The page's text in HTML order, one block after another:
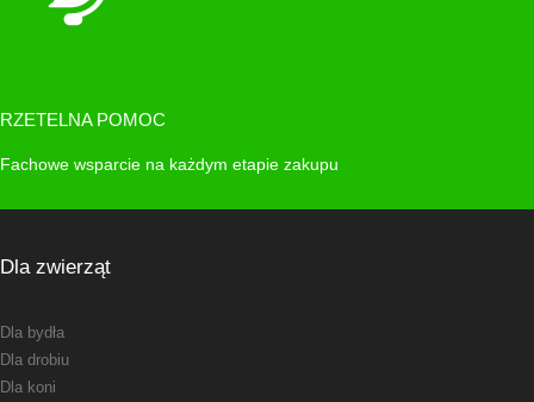
RZETELNA POMOC
Fachowe wsparcie na każdym etapie zakupu
Dla zwierząt
Dla bydła
Dla drobiu
Dla koni